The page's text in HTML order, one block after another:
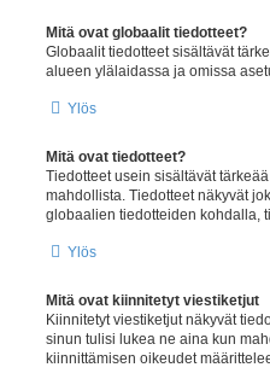
Mitä ovat globaalit tiedotteet?
Globaalit tiedotteet sisältävät
alueen ylälaidassa ja omissa
Ylös
Mitä ovat tiedotteet?
Tiedotteet usein sisältävät
mahdollista. Tiedotteet näkyvät
globaalien tiedotteiden kohdalla,
Ylös
Mitä ovat kiinnitetyt viestiketjut
Kiinnitetyt viestiketjut näkyvät
sinun tulisi lukea ne aina kun
kiinnittämisen oikeudet